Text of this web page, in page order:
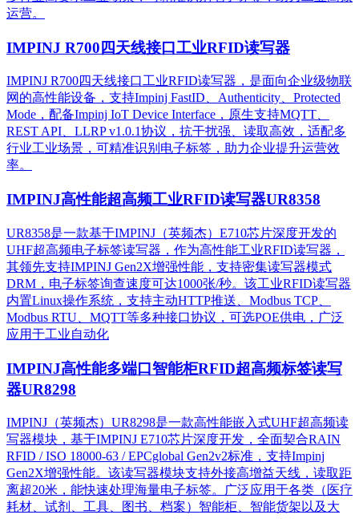
运营。​
IMPINJ R700四天线接口工业RFID读写器
IMPINJ R700四天线接口工业RFID读写器，是面向企业级物联
网的高性能设备，支持Impinj FastID、Authenticity、Protected
Mode，配备Impinj IoT Device Interface，原生支持MQTT、
REST API、LLRP v1.0.1协议，抗干扰强、读取高效，适配多
行业工业场景，可精准识别电子标签，助力企业提升运营效
率。
IMPINJ高性能超高频工业RFID读写器UR8358
UR8358是一款基于IMPINJ（英频杰）E710芯片深度开发的
UHF超高频电子标签读写器，作为高性能工业RFID读写器，
其领先支持IMPINJ Gen2X增强性能，支持密集读写器模式
DRM，电子标签询查速度可达1000张/秒。该工业RFID读写器
内置Linux操作系统，支持主动HTTP推送、Modbus TCP、
Modbus RTU、MQTT等多种接口协议，可选POE供电，广泛
应用于工业自动化
IMPINJ高性能多端口智能柜RFID超高频标签读写
器UR8298
IMPINJ（英频杰）UR8298是一款高性能嵌入式UHF超高频读
写器模块，基于IMPINJ E710芯片深度开发，全面契合RAIN
RFID / ISO 18000-63 / EPCglobal Gen2v2标准，支持Impinj
Gen2X增强性能。该读写器模块支持外接高增益天线，读取距
离超20米，能快速处理海量电子标签。广泛应用于各类（医疗
耗材、试剂、工具、图书、档案）智能柜、智能货架以及大